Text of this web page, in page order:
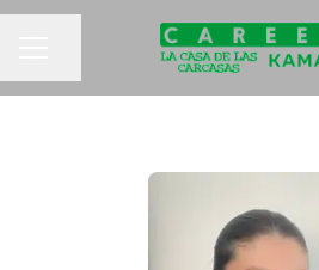
MENÚ DE EMPLEO
Compartir página